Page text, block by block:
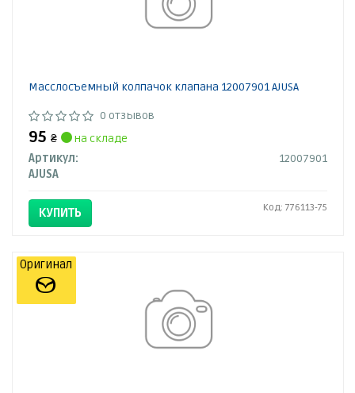
Масслосъемный колпачок клапана 12007901 AJUSA
0 отзывов
95 ₴
на складе
Артикул:
12007901
AJUSA
КУПИТЬ Код: 776113-75
Оригинал